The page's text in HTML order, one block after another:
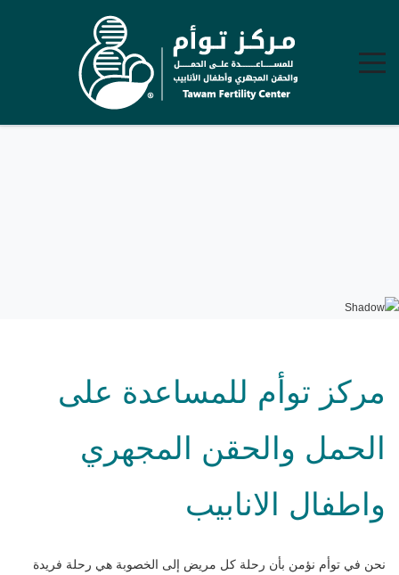
مركز توأم للمساعدة على
الحمل والحقن المجهري
واطفال الانابيب
نحن في توأم نؤمن بأن رحلة كل مريض إلى الخصوبة هي رحلة فريدة